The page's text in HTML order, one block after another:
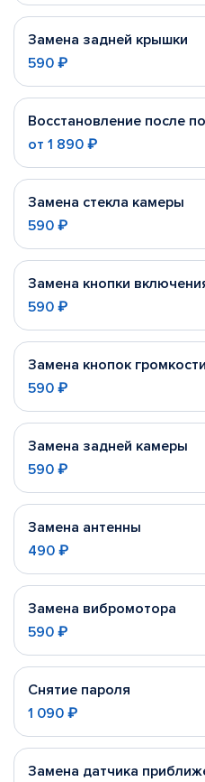
Замена задней крышки
590 ₽
Восстановление после
от 1 890 ₽
Замена стекла камеры
590 ₽
Замена кнопки
590 ₽
Замена кнопок громкости
590 ₽
Замена задней камеры
590 ₽
Замена антенны
490 ₽
Замена вибромотора
590 ₽
Снятие пароля
1 090 ₽
Замена датчика